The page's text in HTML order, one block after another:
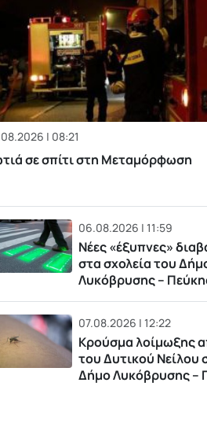
| 08:21
σε σπίτι στη Μεταμόρφωση
06.08.2026 | 11:59
Νέες «έξυπνες»
στα σχολεία του
Λυκόβρυσης –
07.08.2026 | 12:22
Κρούσμα λοίμωξης
του Δυτικού Νείλου
Δήμο Λυκόβρυσης –